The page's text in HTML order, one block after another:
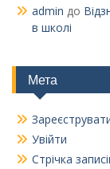
admin до
в школі
Мета
Увійти
Стрічка